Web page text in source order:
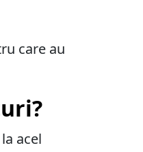
care au
acel